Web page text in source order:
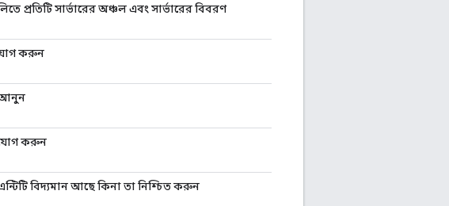
প্রতিটি সার্ভারের অঞ্চল এবং সার্ভারের বিবরণ
করুন
আনুন
যোগ করুন
বিদ্যমান আছে কিনা তা নিশ্চিত করুন